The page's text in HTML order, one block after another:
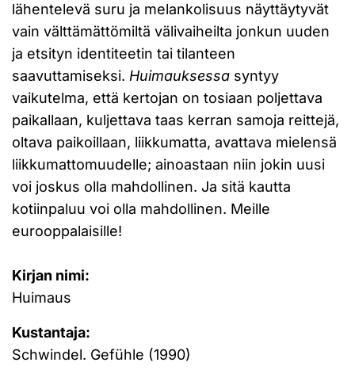
lähentelevä suru ja melankolisuus näyttäytyvät
vain välttämättömiltä välivaiheilta jonkun uuden
ja etsityn identiteetin tai tilanteen
saavuttamiseksi. Huimauksessa syntyy
vaikutelma, että kertojan on tosiaan poljettava
paikallaan, kuljettava taas kerran samoja reittejä,
oltava paikoillaan, liikkumatta, avattava mielensä
liikkumattomuudelle; ainoastaan niin jokin uusi
voi joskus olla mahdollinen. Ja sitä kautta
kotiinpaluu voi olla mahdollinen. Meille
eurooppalaisille!
Kirjan nimi:
Huimaus
Kustantaja:
Schwindel. Gefühle (1990)